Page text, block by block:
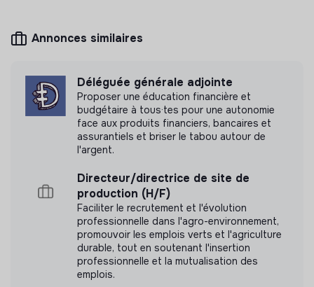
Mesure d'impact
Ecclésia RH n'a pas encore transmis de mesure
d'impact
Cette structure n'a pas souhaité nous
communiquer les labels ou certifications qu'elle a
pu obtenir.
Annonces similaires
Déléguée générale adjointe
Proposer une éducation financière et
budgétaire à tous·tes pour une autonomie
face aux produits financiers, bancaires et
assurantiels et briser le tabou autour de
l'argent.
Directeur/directrice de site de
production (H/F)
Faciliter le recrutement et l'évolution
professionnelle dans l'agro-environnement,
promouvoir les emplois verts et l'agriculture
durable, tout en soutenant l'insertion
professionnelle et la mutualisation des
emplois.